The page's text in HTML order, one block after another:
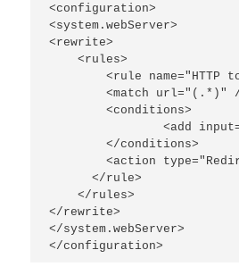
<configuration>
<system.webServer>
<rewrite>
    <rules>
	<rule name="HTTP to HTTPS redirect" stopProcessing="true">
	<match url="(.*)" />
	<conditions>
		<add input="{HTTPS}" pattern="off" ignoreCase="true" />
	</conditions>
	<action type="Redirect" redirectType="Permanent" url="https://{HTTP_HOST}/{R:1}" />
      </rule>
    </rules>
</rewrite>
</system.webServer>
</configuration>